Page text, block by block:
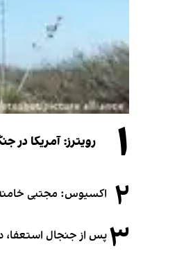
۱ رویترز: آمریکا در
۲ اکسیوس: مجتبی
۳پس از جنجال استعفا،